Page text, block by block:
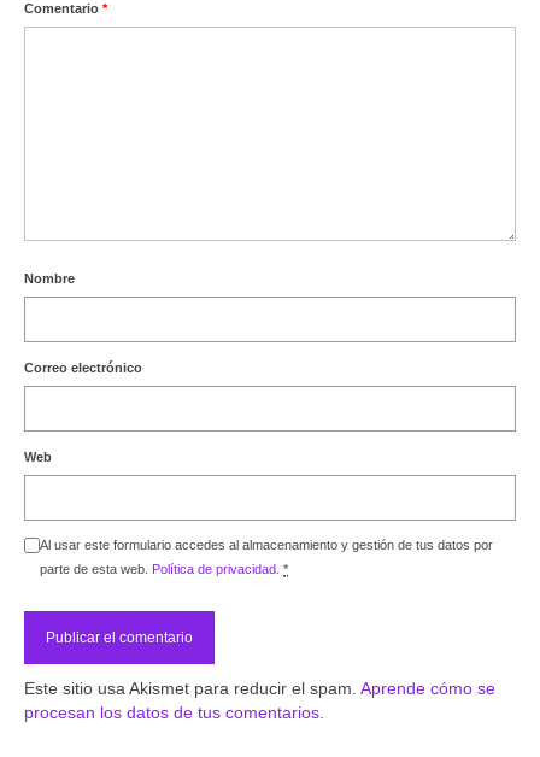
Comentario *
Nombre
Correo electrónico
Web
Al usar este formulario accedes al almacenamiento y gestión de tus datos por
parte de esta web. Política de privacidad. *
Este sitio usa Akismet para reducir el spam. Aprende cómo se
procesan los datos de tus comentarios.